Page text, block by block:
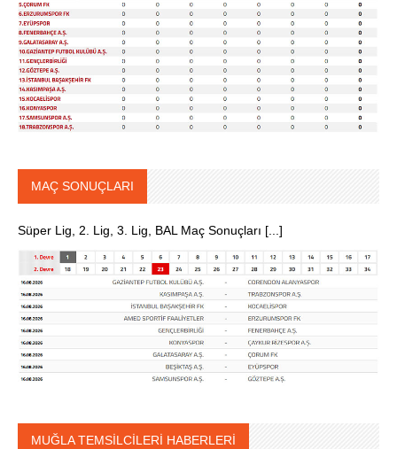
MAÇ SONUÇLARI
Süper Lig, 2. Lig, 3. Lig, BAL Maç Sonuçları [...]
MUĞLA TEMSİLCİLERİ HABERLERİ